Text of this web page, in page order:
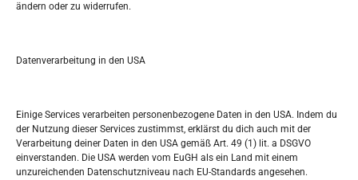
ändern oder zu widerrufen.
Datenverarbeitung in den USA
Einige Services verarbeiten personenbezogene Daten in den USA. Indem du
der Nutzung dieser Services zustimmst, erklärst du dich auch mit der
Verarbeitung deiner Daten in den USA gemäß Art. 49 (1) lit. a DSGVO
einverstanden. Die USA werden vom EuGH als ein Land mit einem
unzureichenden Datenschutzniveau nach EU-Standards angesehen.
S
MÄRZ 2024
M D M D F S
1 2